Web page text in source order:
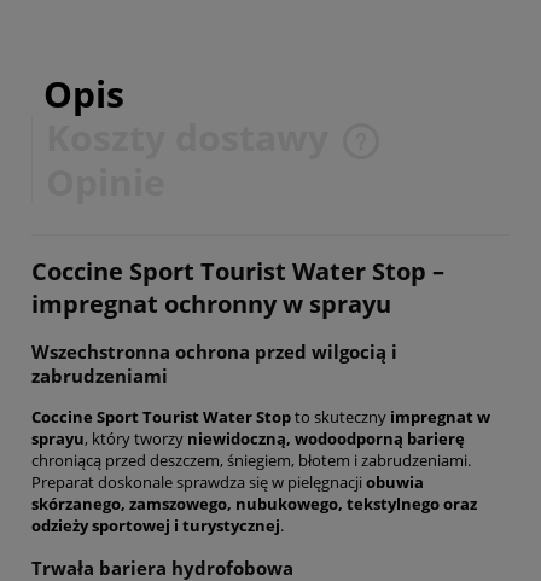
Opis
Coccine Sport Tourist Water Stop –
impregnat ochronny w sprayu
Wszechstronna ochrona przed wilgocią i
zabrudzeniami
Coccine Sport Tourist Water Stopto skuteczny impregnat w
sprayu, który tworzy niewidoczną, wodoodporną barierę
chroniącą przed deszczem, śniegiem, błotem i zabrudzeniami.
Preparat doskonale sprawdza się w pielęgnacji obuwia
skórzanego, zamszowego, nubukowego, tekstylnego oraz
odzieży sportowej i turystycznej.
Trwała bariera hydrofobowa